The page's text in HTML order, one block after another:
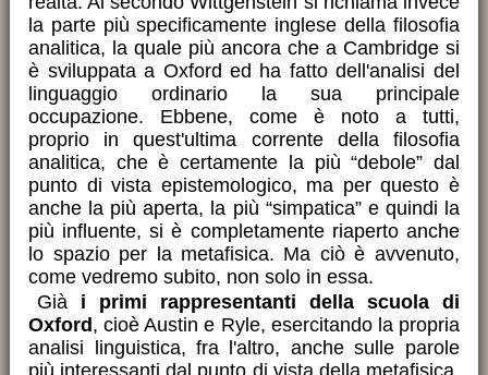
la parte più specificamente inglese della filosofia
analitica, la quale più ancora che a Cambridge si
è sviluppata a Oxford ed ha fatto dell'analisi del
linguaggio ordinario la sua principale
occupazione. Ebbene, come è noto a tutti,
proprio in quest'ultima corrente della filosofia
analitica, che è certamente la più “debole” dal
punto di vista epistemologico, ma per questo è
anche la più aperta, la più “simpatica” e quindi la
più influente, si è completamente riaperto anche
lo spazio per la metafisica. Ma ciò è avvenuto,
come vedremo subito, non solo in essa.
Già i primi rappresentanti della scuola di
Oxford , cioè Austin e Ryle, esercitando la propria
analisi linguistica, fra l'altro, anche sulle parole